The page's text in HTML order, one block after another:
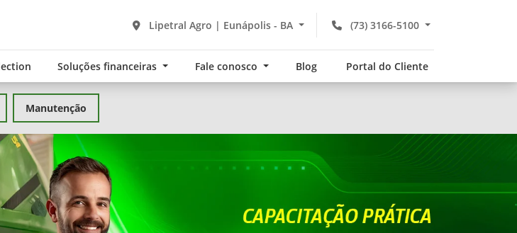
(73) 3166-5100
Lipetral Agro | Eunápolis - BA
Soluções financeiras Fale conosco Blog Portal do Cliente
Manutenção